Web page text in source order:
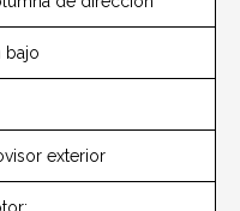
bajo
exterior